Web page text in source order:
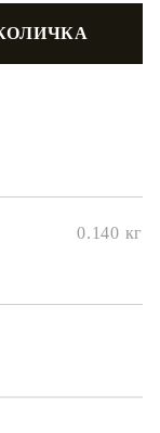
0.140 кг